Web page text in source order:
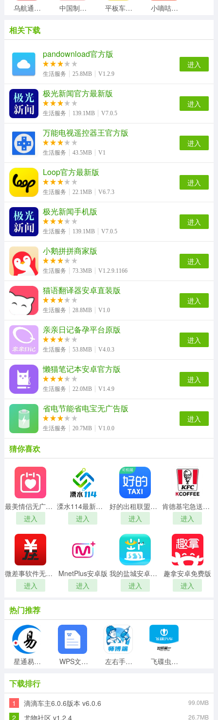
乌航通管理正版 中国制霸生成器最新免费版 平板车软件原版 小嘀咕官方版
WallpaperEngine最新版 达达秒送最新免费版
龚州网最新版 酷米客公交手机正版
上海停车手机正版 安徽视讯正版
悟空分身无广告版
相关下载
pandownload官方版
生活服务 25.8MB V1.2.9
进入
极光新闻官方最新版
生活服务 139.1MB V7.0.5
进入
万能电视遥控器王官方版
生活服务 43.5MB V1
进入
Loop官方最新版
生活服务 22.1MB V6.7.3
进入
极光新闻手机版
生活服务 139.1MB V7.0.5
进入
小鹅拼拼商家版
生活服务 73.3MB V1.2.9.1166
进入
猫语翻译器安卓直装版
生活服务 28.8MB V1.0
进入
亲亲日记备孕平台原版
生活服务 53.8MB V4.0.3
进入
懒猫笔记本安卓官方版
生活服务 22.0MB V1.4.9
进入
省电节能省电宝无广告版
生活服务 20.7MB V1.0.0
进入
猜你喜欢
最美情侣无广告版
进入
溧水114最新免费版
进入
好的出租联盟手机最新版
进入
肯德基宅急送手机正版
进入
微差事软件无广告版
进入
MnetPlus安卓版
进入
我的盐城安卓官方版
进入
趣拿安卓免费版
进入
热门推荐
星通易赚无广告版 WPS文档查看器官方最新版 左右手师傅端免费版 飞碟虫洞通用版
黑袋子直装版 默契天气手机正版
下载排行
1 滴滴车主6.0.6版本 v6.0.6 99.0MB
2 尤物社区 v1.2.4 26.7MB